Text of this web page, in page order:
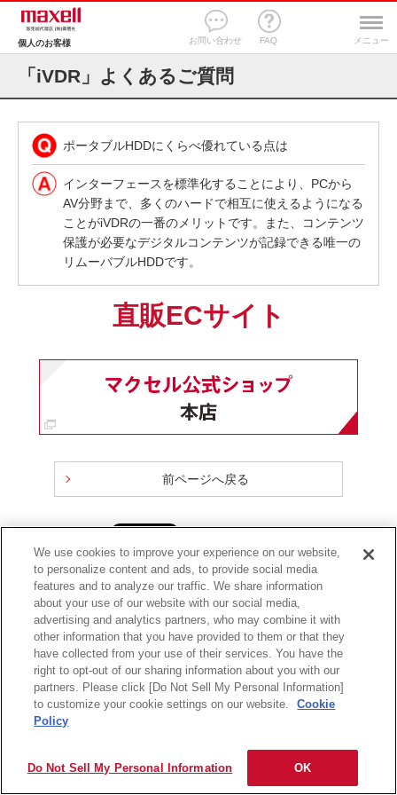
個人のお客様 お問い合わせ FAQ メニュー
「iVDR」よくあるご質問
ポータブルHDDにくらべ優れている点は
インターフェースを標準化することにより、PCから
AV分野まで、多くのハードで相互に使えるようになる
ことがiVDRの一番のメリットです。また、コンテンツ
保護が必要なデジタルコンテンツが記録できる唯一の
リムーバブルHDDです。
直販ECサイト
前ページへ戻る
サイトの利用条件 個人情報保護に関して 保証規定
Copyright 2026 Maxell, Ltd., All rights reserved.
We use cookies to improve your experience on our website,
to personalize content and ads, to provide social media
features and to analyze our traffic. We share information
about your use of our website with our social media,
advertising and analytics partners, who may combine it with
other information that you have provided to them or that they
have collected from your use of their services. You have the
right to opt-out of our sharing information about you with our
partners. Please click [Do Not Sell My Personal Information]
to customize your cookie settings on our website.
Cookie
Policy
Do Not Sell My Personal Information OK